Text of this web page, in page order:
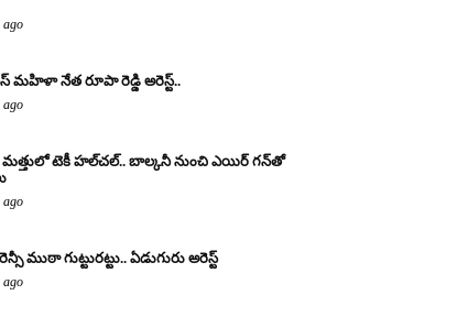
ago
మహిళా నేత రూపా రెడ్డి అరెస్ట్..
ago
టెకీ హల్‌చల్.. బాల్కనీ నుంచి ఎయిర్ గన్‌తో
ago
ముఠా గుట్టురట్టు.. ఏడుగురు అరెస్ట్
ago